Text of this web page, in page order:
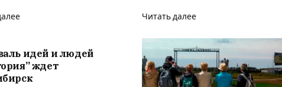
Читать далее
идей и людей
ждет